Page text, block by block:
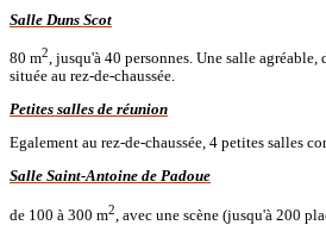
Salle Duns Scot
80 m2, jusqu'à 40 personnes. Une salle
située au rez-de-chaussée.
Petites salles de réunion
Egalement au rez-de-chaussée, 4 petites salles
Salle Saint-Antoine de Padoue
de 100 à 300 m2 , avec une scène (jusqu'à 200